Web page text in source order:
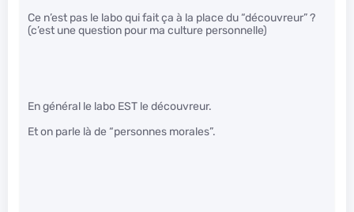
Ce n’est pas le labo qui fait ça à la place du “découvreur” ?
(c’est une question pour ma culture personnelle)
En général le labo EST le découvreur.
Et on parle là de “personnes morales”.